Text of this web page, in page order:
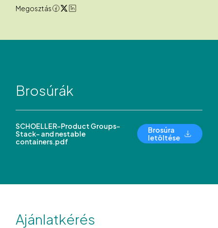
Megosztás
Brosúrák
SCHOELLER-Product Groups-
Stack- and nestable
containers.pdf
Brosúra
letöltése
Ajánlatkérés